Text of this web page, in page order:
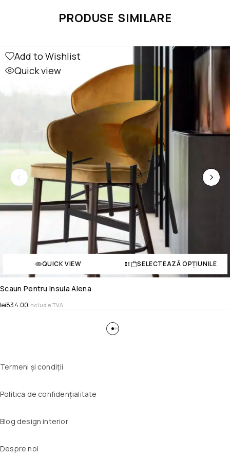
PRODUSE SIMILARE
Add to Wishlist
Quick view
QUICK VIEW SELECTEAZĂ OPȚIUNILE
Scaun Pentru Insula Alena
lei834.00include TVA
Termeni și condiții
Politica de confidențialitate
Blog design interior
Despre noi